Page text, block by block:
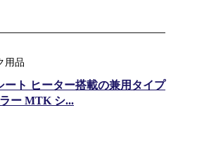
用品
ト ヒーター搭載の兼用タイプ
ー MTK シ...